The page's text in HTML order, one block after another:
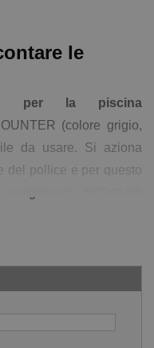
le
per la piscina
(colore grigio,
da usare. Si aziona
del pollice e per questo
a contare fino a
con l'assillo di
le vasche ci pensa il